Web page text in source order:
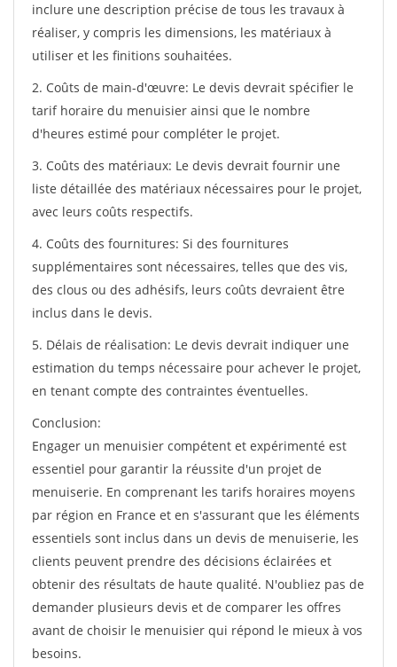
inclure une description précise de tous les travaux à
réaliser, y compris les dimensions, les matériaux à
utiliser et les finitions souhaitées.
2. Coûts de main-d'œuvre: Le devis devrait spécifier le
tarif horaire du menuisier ainsi que le nombre
d'heures estimé pour compléter le projet.
3. Coûts des matériaux: Le devis devrait fournir une
liste détaillée des matériaux nécessaires pour le projet,
avec leurs coûts respectifs.
4. Coûts des fournitures: Si des fournitures
supplémentaires sont nécessaires, telles que des vis,
des clous ou des adhésifs, leurs coûts devraient être
inclus dans le devis.
5. Délais de réalisation: Le devis devrait indiquer une
estimation du temps nécessaire pour achever le projet,
en tenant compte des contraintes éventuelles.
Conclusion:
Engager un menuisier compétent et expérimenté est
essentiel pour garantir la réussite d'un projet de
menuiserie. En comprenant les tarifs horaires moyens
par région en France et en s'assurant que les éléments
essentiels sont inclus dans un devis de menuiserie, les
clients peuvent prendre des décisions éclairées et
obtenir des résultats de haute qualité. N'oubliez pas de
demander plusieurs devis et de comparer les offres
avant de choisir le menuisier qui répond le mieux à vos
besoins.